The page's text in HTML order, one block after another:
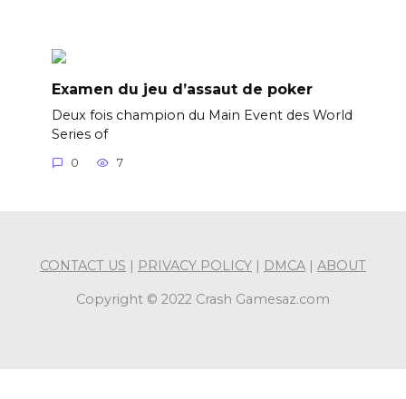
Examen du jeu d’assaut de poker
Deux fois champion du Main Event des World
Series of
0 7
CONTACT US | PRIVACY POLICY | DMCA | ABOUT
Copyright © 2022 Crash Gamesaz.com